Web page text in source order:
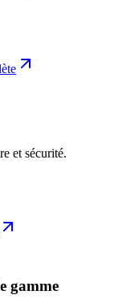
et sécurité.
gamme